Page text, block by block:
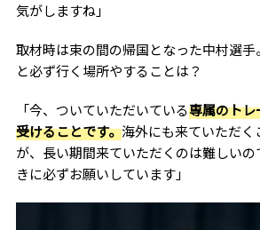
気がしますね」
取材時は束の間の帰国となった中村選手
と必ず行く場所やすることは？
「今、ついていただいている専属のト
受けることです。海外にも来ていただ
が、長い期間来ていただくのは難しいの
きに必ずお願いしています」